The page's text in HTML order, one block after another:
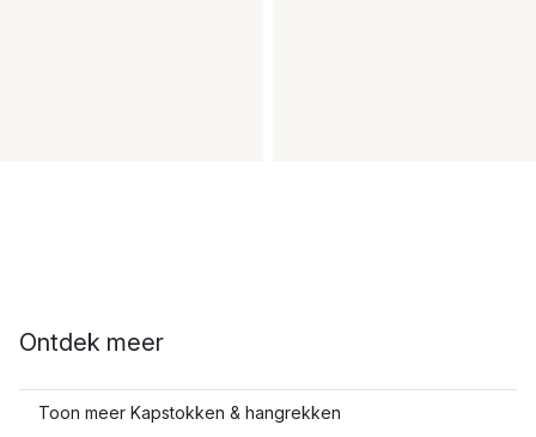
Ontdek meer
Toon meer Kapstokken & hangrekken